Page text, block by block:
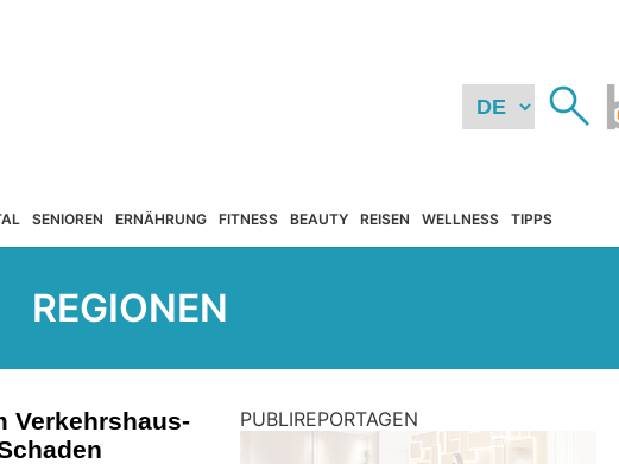
SENIOREN ERNÄHRUNG FITNESS BEAUTY REISEN WELLNESS TIPPS
REGIONEN
Verkehrshaus-
PUBLIREPORTAGEN